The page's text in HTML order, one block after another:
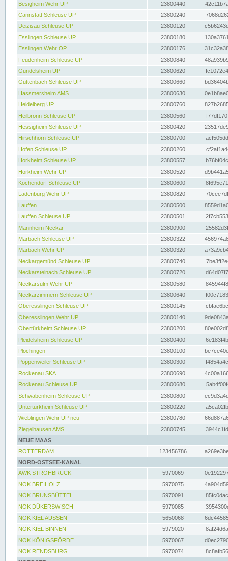
Besigheim Wehr UP
23800440
Cannstatt Schleuse UP
23800240
Deizisau Schleuse UP
23800120
Esslingen Schleuse UP
23800180
Esslingen Wehr OP
23800176
Feudenheim Schleuse UP
23800840
Gundelsheim UP
23800620
Guttenbach Schleuse UP
23800660
Hassmersheim AMS
23800630
Heidelberg UP
23800760
Heilbronn Schleuse UP
23800560
Hessigheim Schleuse UP
23800420
Hirschhorn Schleuse UP
23800700
Hofen Schleuse UP
23800260
Horkheim Schleuse UP
23800557
Horkheim Wehr UP
23800520
Kochendorf Schleuse UP
23800600
Ladenburg Wehr UP
23800820
Lauffen
23800500
Lauffen Schleuse UP
23800501
Mannheim Neckar
23800900
Marbach Schleuse UP
23800322
Marbach Wehr UP
23800320
Neckargemünd Schleuse UP
23800740
Neckarsteinach Schleuse UP
23800720
Neckarsulm Wehr UP
23800580
Neckarzimmern Schleuse UP
23800640
Oberesslingen Schleuse UP
23800145
Oberesslingen Wehr UP
23800140
Obertürkheim Schleuse UP
23800200
Pleidelsheim Schleuse UP
23800400
Plochingen
23800100
Poppenweiler Schleuse UP
23800300
Rockenau SKA
23800690
Rockenau Schleuse UP
23800680
Schwabenheim Schleuse UP
23800800
Untertürkheim Schleuse UP
23800220
Wieblingen Wehr UP neu
23800780
Ziegelhausen AMS
23800745
NEUE MAAS
ROTTERDAM
123456786
NORD-OSTSEE-KANAL
AWK STROHBRÜCK
5970069
NOK BREIHOLZ
5970075
NOK BRUNSBÜTTEL
5970091
NOK DÜKERSWISCH
5970085
NOK KIEL AUSSEN
5650068
NOK KIEL BINNEN
5979020
NOK KÖNIGSFÖRDE
5970067
NOK RENDSBURG
5970074